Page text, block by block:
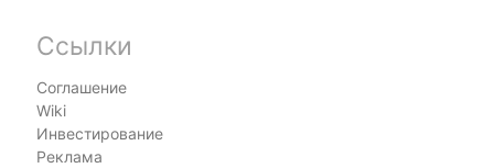
Ссылки
Соглашение
Wiki
Инвестирование
Реклама